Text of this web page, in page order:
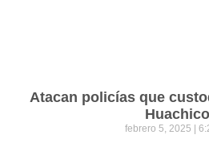
Atacan policías que
febrero 5, 2025